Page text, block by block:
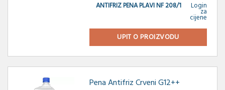
ANTIFRIZ PENA PLAVI NF 208/1
Login
za
cijene
UPIT O PROIZVODU
Pena Antifriz Crveni G12++